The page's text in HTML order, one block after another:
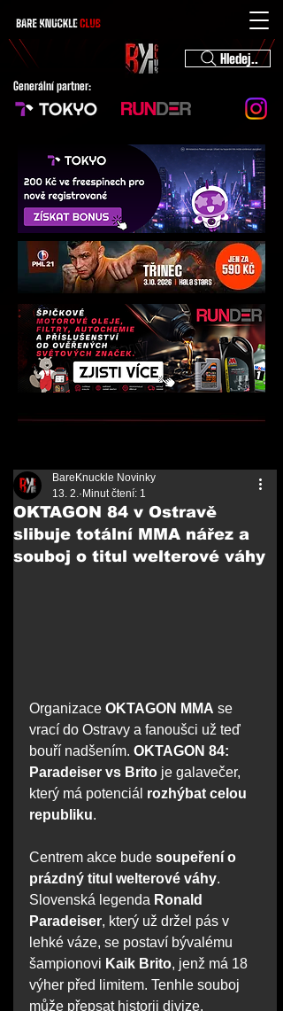
Hledej..
Generální partner:
OKTAGON 84 v Ostravě
slibuje totální MMA nářez a
souboj o titul welterové váhy
BareKnuckle Novinky
13. 2. Minut čtení: 1
Organizace OKTAGON MMA se
vrací do Ostravy a fanoušci už teď
bouří nadšením. OKTAGON 84:
Paradeiser vs Brito je galavečer,
který má potenciál rozhýbat celou
republiku.
Centrem akce bude soupeření o
prázdný titul welterové váhy.
Slovenská legenda Ronald
Paradeiser, který už držel pás v
lehké váze, se postaví bývalému
šampionovi Kaik Brito, jenž má 18
výher před limitem. Tenhle souboj
může přepsat historii divize.